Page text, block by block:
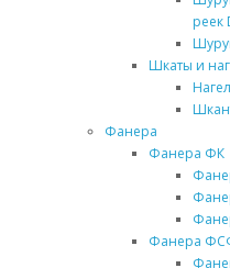
реек
Шкаты и
Фанера
Фанера ФК
Фанера